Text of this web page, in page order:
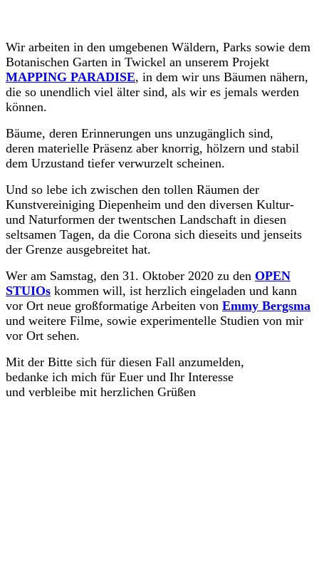
Wir arbeiten in den umgebenen Wäldern, Parks sowie dem
Botanischen Garten in Twickel an unserem Projekt
MAPPING PARADISE, in dem wir uns Bäumen nähern,
die so unendlich viel älter sind, als wir es jemals werden
können.
Bäume, deren Erinnerungen uns unzugänglich sind,
deren materielle Präsenz aber knorrig, hölzern und stabil
dem Urzustand tiefer verwurzelt scheinen.
Und so lebe ich zwischen den tollen Räumen der
Kunstvereiniging Diepenheim und den diversen Kultur-
und Naturformen der twentschen Landschaft in diesen
seltsamen Tagen, da die Corona sich dieseits und jenseits
der Grenze ausgebreitet hat.
Wer am Samstag, den 31. Oktober 2020 zu den OPEN
STUIOs kommen will, ist herzlich eingeladen und kann
vor Ort neue großformatige Arbeiten von Emmy Bergsma
und weitere Filme, sowie experimentelle Studien von mir
vor Ort sehen.
Mit der Bitte sich für diesen Fall anzumelden,
bedanke ich mich für Euer und Ihr Interesse
und verbleibe mit herzlichen Grüßen